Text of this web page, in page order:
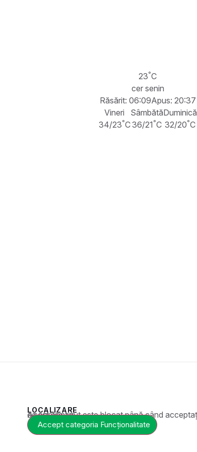
23°C
cer senin
Răsărit: 06:09Apus: 20:37
Vineri
34/23°C
Sâmbătă
36/21 °C
Duminică
32/20°C
LOCALIZARE
Acest conținut este blocat până când acceptați categoria corespunzătoare de cookie-uri.
Accept categoria Funcționalitate